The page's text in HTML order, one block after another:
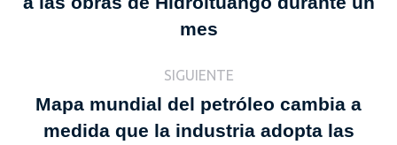
publicaciones
anterior:
mes
SIGUIENTE
Publicación
Mapa mundial del petróleo cambia a
medida que la industria adopta las